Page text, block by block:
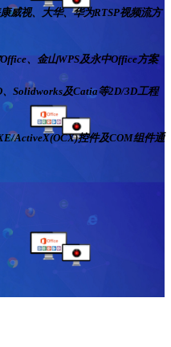
威视、大华、华为RTSP视频流方
、金山WPS及永中Office方案
Solidworks及Catia等2D/3D工程
ActiveX(OCX)控件及COM组件通